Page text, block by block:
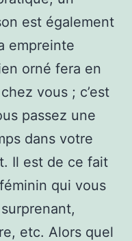
est également
empreinte
orné fera en
vous ; c’est
passez une
dans votre
Il est de ce fait
qui vous
etc. Alors quel